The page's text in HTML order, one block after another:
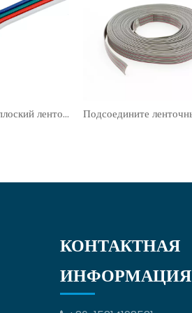
Подсоедините плоский ленточный кабель UL4478
КОНТАКТНАЯ
ИНФОРМАЦИЯ